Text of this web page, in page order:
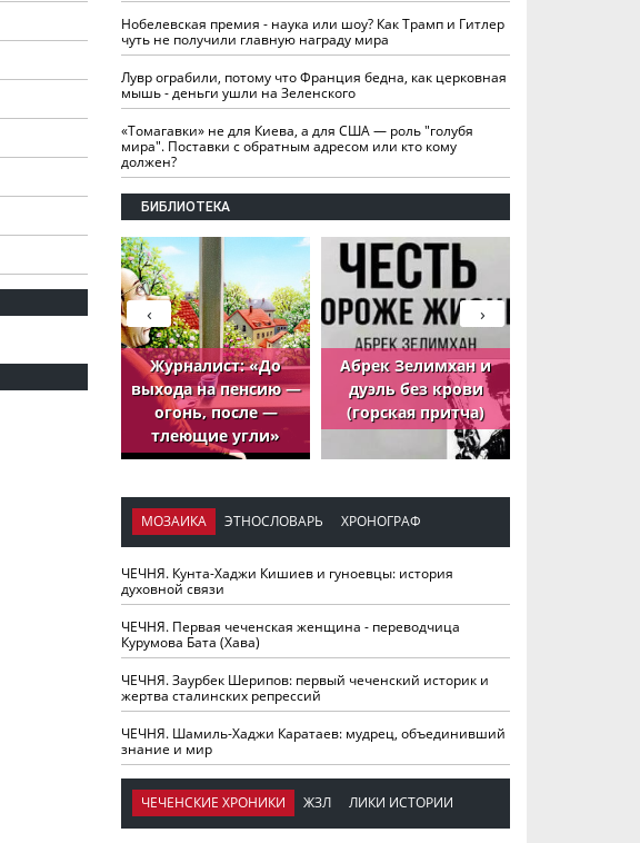
Нобелевская премия - наука или шоу? Как Трамп и Гитлер
чуть не получили главную награду мира
Лувр ограбили, потому что Франция бедна, как церковная
мышь - деньги ушли на Зеленского
«Томагавки» не для Киева, а для США — роль "голубя
мира". Поставки с обратным адресом или кто кому
должен?
БИБЛИОТЕКА
Хьаьжин
Вара
Журналист: «До
выхода на пенсию —
огонь, после —
тлеющие угли»
Абрек Зелимхан и
дуэль без крови
(горская притча)
›
‹
МОЗАИКА ЭТНОСЛОВАРЬ ХРОНОГРАФ
ЧЕЧНЯ. Кунта-Хаджи Кишиев и гуноевцы: история
духовной связи
ЧЕЧНЯ. Первая чеченская женщина - переводчица
Курумова Бата (Хава)
ЧЕЧНЯ. Заурбек Шерипов: первый чеченский историк и
жертва сталинских репрессий
ЧЕЧНЯ. Шамиль-Хаджи Каратаев: мудрец, объединивший
знание и мир
ЧЕЧЕНСКИЕ ХРОНИКИ ЖЗЛ ЛИКИ ИСТОРИИ